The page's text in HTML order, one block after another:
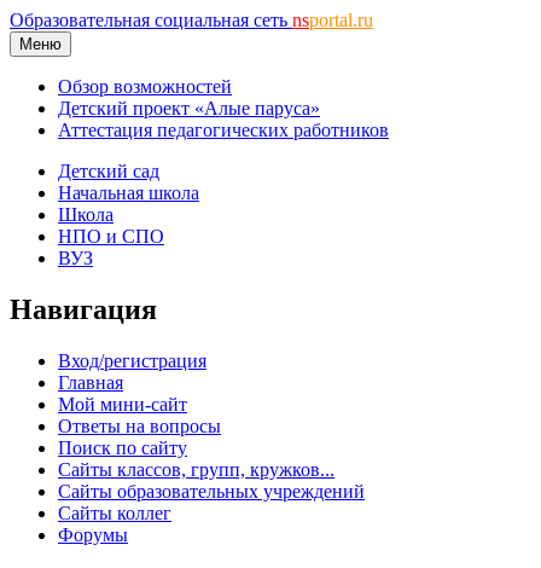
Образовательная социальная сеть nsportal.ru
Меню
Обзор возможностей
Детский проект «Алые паруса»
Аттестация педагогических работников
Детский сад
Начальная школа
Школа
НПО и СПО
ВУЗ
Навигация
Вход/регистрация
Главная
Мой мини-сайт
Ответы на вопросы
Поиск по сайту
Сайты классов, групп, кружков...
Сайты образовательных учреждений
Сайты коллег
Форумы